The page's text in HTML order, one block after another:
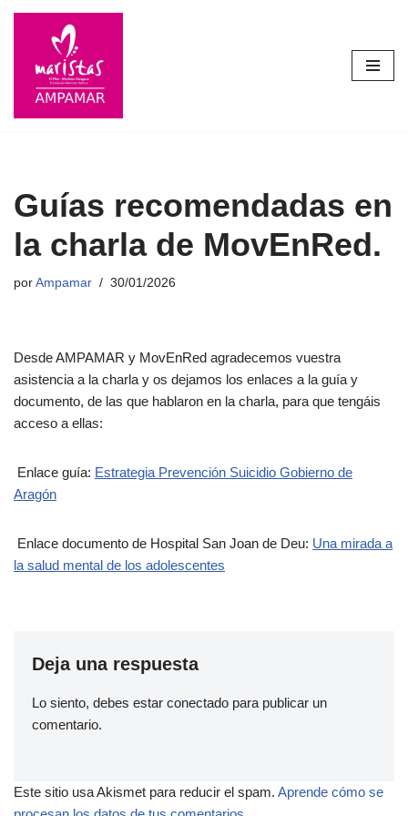
contenido
Guías recomendadas en
la charla de MovEnRed.
por Ampamar 30/01/2026
Desde AMPAMAR y MovEnRed agradecemos vuestra
asistencia a la charla y os dejamos los enlaces a la guía y
documento, de las que hablaron en la charla, para que tengáis
acceso a ellas:
Enlace guía: Estrategia Prevención Suicidio Gobierno de
Aragón
Enlace documento de Hospital San Joan de Deu: Una mirada a
la salud mental de los adolescentes
Deja una respuesta
Lo siento, debes estar conectado para publicar un
comentario.
Este sitio usa Akismet para reducir el spam. Aprende cómo se